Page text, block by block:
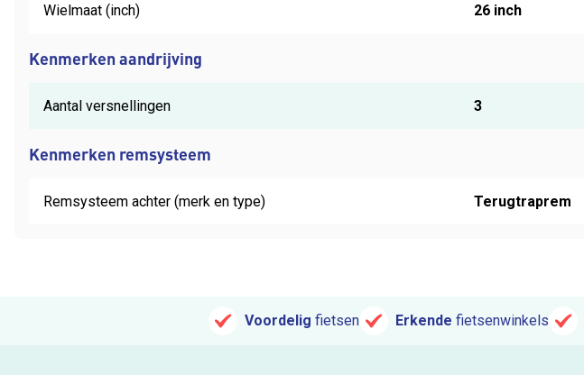
Wielmaat (inch) 26 inch
Kenmerken aandrijving
Aantal versnellingen 3
Kenmerken remsysteem
Remsysteem achter (merk en type) Terugtraprem
Voordelig fietsen Erkende fietsenwinkels